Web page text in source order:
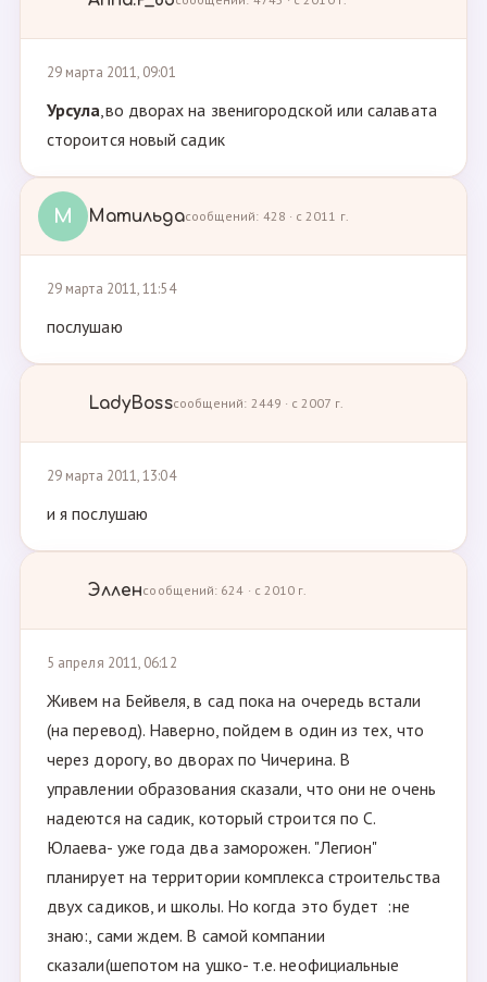
29 марта 2011, 09:01
Урсула,во дворах на звенигородской или салавата
стороится новый садик
М Матильдасообщений: 428 · с 2011 г.
29 марта 2011, 11:54
послушаю
LadyBossсообщений: 2449 · с 2007 г.
29 марта 2011, 13:04
и я послушаю
Элленсообщений: 624 · с 2010 г.
5 апреля 2011, 06:12
Живем на Бейвеля, в сад пока на очередь встали
(на перевод). Наверно, пойдем в один из тех, что
через дорогу, во дворах по Чичерина. В
управлении образования сказали, что они не очень
надеются на садик, который строится по С.
Юлаева- уже года два заморожен. "Легион"
планирует на территории комплекса строительства
двух садиков, и школы. Но когда это будет :не
знаю:, сами ждем. В самой компании
сказали(шепотом на ушко- т.е. неофициальные